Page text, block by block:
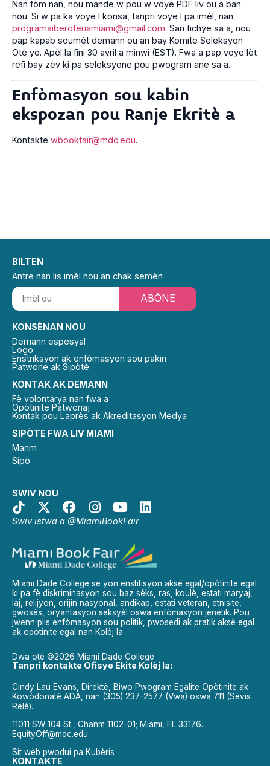
Nan fòm nan, nou mande w pou w voye PDF liv ou a ban
nou. Si w pa ka voye l konsa, tanpri voye l pa imèl, nan
programaiberoferiamiami@gmail.com. San fichye sa a, nou
pap kapab soumèt demann ou an bay Komite Seleksyon
Otè yo. Apèl la fini 30 avril a minwi (EST). Fwa a pap voye lèt
refi bay zèv ki pa seleksyone pou pwogram ane sa a.
Enfòmasyon sou kabin
ekspozan pou Ranje Ekritè a
Kontakte wbookfair@mdc.edu.
SIPÒTE FWA LIV MIAMI
Manm
Sipò
SWIV NOU
Swiv istwa a @MiamiBookFair
KONTAK AK DEMANN
Fè volontarya nan fwa a
Opòtinite Patwonaj
Kontak pou Laprès ak Akreditasyon Medya
KONSÈNAN NOU
Demann espesyal
Logo
Enstriksyon ak enfòmasyon sou pakin
Patwone ak Sipòtè
BILTEN
Antre nan lis imèl nou an chak semèn
ABÒNE
Miami Dade College se yon enstitisyon aksè egal/opòtinite egal
ki pa fè diskriminasyon sou baz sèks, ras, koulè, estati maryaj,
laj, relijyon, orijin nasyonal, andikap, estati veteran, etnisite,
gwosès, oryantasyon seksyèl oswa enfòmasyon jenetik. Pou
jwenn plis enfòmasyon sou politik, pwosedi ak pratik aksè egal
ak opòtinite egal nan Kolèj la.
Dwa otè ©2026 Miami Dade College
Tanpri kontakte Ofisye Ekite Kolèj la:
Cindy Lau Evans, Direktè, Biwo Pwogram Egalite Opòtinite ak
Kowòdonatè ADA, nan (305) 237-2577 (Vwa) oswa 711 (Sèvis
Relè).
11011 SW 104 St., Chanm 1102-01; Miami, FL 33176.
EquityOff@mdc.edu
Sit wèb pwodui pa Kubèris
KONTAKTE